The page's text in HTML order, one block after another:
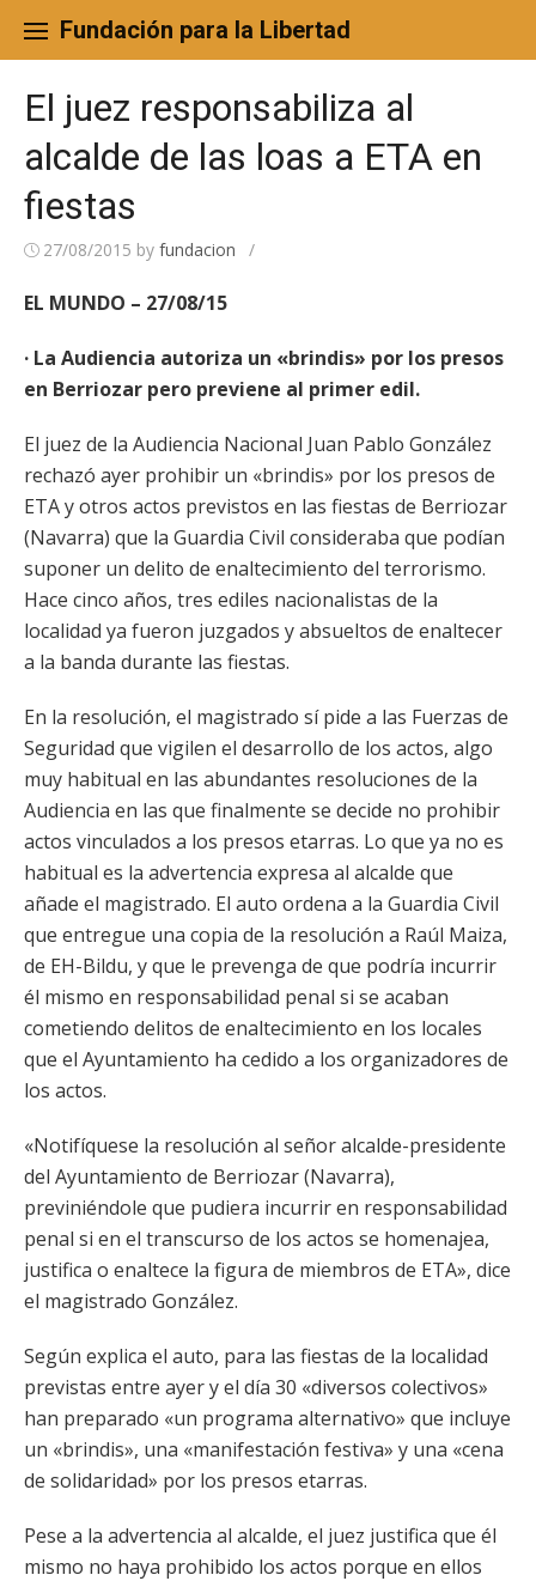
content
Fundación para la Libertad
El juez responsabiliza al
alcalde de las loas a ETA en
fiestas
27/08/2015 by fundacion /
EL MUNDO – 27/08/15
· La Audiencia autoriza un «brindis» por los presos
en Berriozar pero previene al primer edil.
El juez de la Audiencia Nacional Juan Pablo González
rechazó ayer prohibir un «brindis» por los presos de
ETA y otros actos previstos en las fiestas de Berriozar
(Navarra) que la Guardia Civil consideraba que podían
suponer un delito de enaltecimiento del terrorismo.
Hace cinco años, tres ediles nacionalistas de la
localidad ya fueron juzgados y absueltos de enaltecer
a la banda durante las fiestas.
En la resolución, el magistrado sí pide a las Fuerzas de
Seguridad que vigilen el desarrollo de los actos, algo
muy habitual en las abundantes resoluciones de la
Audiencia en las que finalmente se decide no prohibir
actos vinculados a los presos etarras. Lo que ya no es
habitual es la advertencia expresa al alcalde que
añade el magistrado. El auto ordena a la Guardia Civil
que entregue una copia de la resolución a Raúl Maiza,
de EH-Bildu, y que le prevenga de que podría incurrir
él mismo en responsabilidad penal si se acaban
cometiendo delitos de enaltecimiento en los locales
que el Ayuntamiento ha cedido a los organizadores de
los actos.
«Notifíquese la resolución al señor alcalde-presidente
del Ayuntamiento de Berriozar (Navarra),
previniéndole que pudiera incurrir en responsabilidad
penal si en el transcurso de los actos se homenajea,
justifica o enaltece la figura de miembros de ETA», dice
el magistrado González.
Según explica el auto, para las fiestas de la localidad
previstas entre ayer y el día 30 «diversos colectivos»
han preparado «un programa alternativo» que incluye
un «brindis», una «manifestación festiva» y una «cena
de solidaridad» por los presos etarras.
Pese a la advertencia al alcalde, el juez justifica que él
mismo no haya prohibido los actos porque en ellos